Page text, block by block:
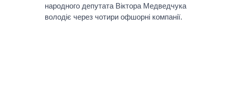
народного депутата Віктора Медведчука
володіє через чотири офшорні компанії.